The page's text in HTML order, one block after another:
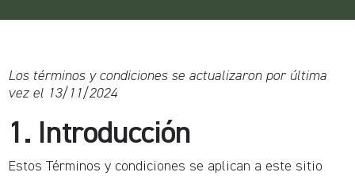
Los términos y condiciones se actualizaron por última
vez el 13/11/2024
1. Introducción
Estos Términos y condiciones se aplican a este sitio